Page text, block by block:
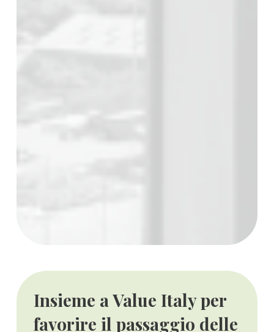
Insieme a Value Italy per
favorire il passaggio delle